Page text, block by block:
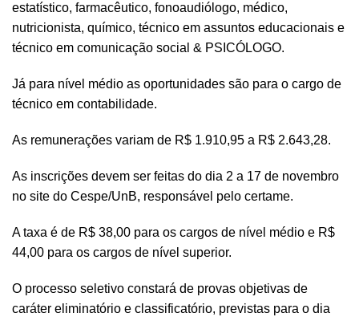
estatístico, farmacêutico, fonoaudiólogo, médico,
nutricionista, químico, técnico em assuntos educacionais e
técnico em comunicação social & PSICÓLOGO.
Já para nível médio as oportunidades são para o cargo de
técnico em contabilidade.
As remunerações variam de R$ 1.910,95 a R$ 2.643,28.
As inscrições devem ser feitas do dia 2 a 17 de novembro
no site do Cespe/UnB, responsável pelo certame.
A taxa é de R$ 38,00 para os cargos de nível médio e R$
44,00 para os cargos de nível superior.
O processo seletivo constará de provas objetivas de
caráter eliminatório e classificatório, previstas para o dia